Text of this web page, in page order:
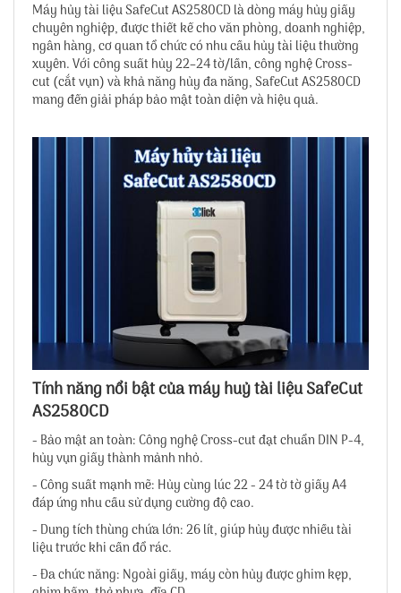
Máy hủy tài liệu SafeCut AS2580CDlà dòng máy hủy giấy
chuyên nghiệp, được thiết kế cho văn phòng, doanh nghiệp,
ngân hàng, cơ quan tổ chức có nhu cầu hủy tài liệu thường
xuyên. Với công suất hủy 22–24 tờ/lần, công nghệ Cross-
cut (cắt vụn) và khả năng hủy đa năng, SafeCut AS2580CD
mang đến giải pháp bảo mật toàn diện và hiệu quả.
Tính năng nổi bật của máy huỷ tài liệu SafeCut
AS2580CD
- Bảo mật an toàn: Công nghệ Cross-cut đạt chuẩn DIN P-4,
hủy vụn giấy thành mảnh nhỏ.
- Công suất mạnh mẽ: Hủy cùng lúc 22 - 24 tờ tờ giấy A4
đáp ứng nhu cầu sử dụng cường độ cao.
- Dung tích thùng chứa lớn: 26 lít, giúp hủy được nhiều tài
liệu trước khi cần đổ rác.
- Đa chức năng: Ngoài giấy, máy còn hủy được ghim kẹp,